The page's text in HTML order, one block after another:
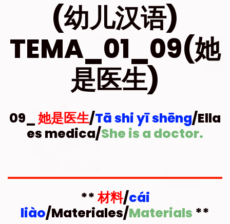
(幼儿汉语)
TEMA_01_09(她
是医生)
09_她是医生/Tā shi yī shēng/Ella
es medica/She is a doctor.
**材料/cái
liào/Materiales/Materials **